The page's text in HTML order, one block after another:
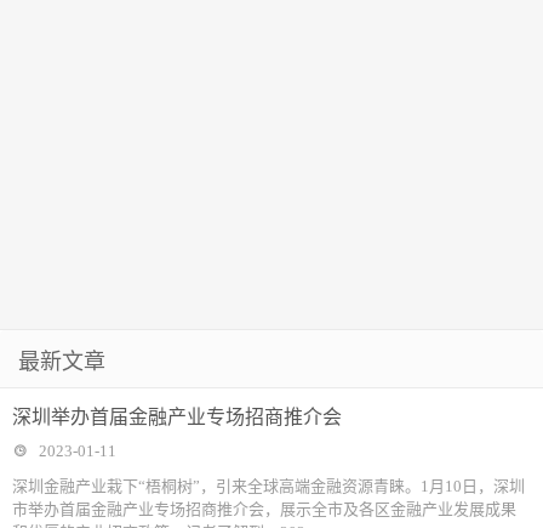
最新文章
深圳举办首届金融产业专场招商推介会
2023-01-11
深圳金融产业栽下“梧桐树”，引来全球高端金融资源青睐。1月10日，深圳
市举办首届金融产业专场招商推介会，展示全市及各区金融产业发展成果